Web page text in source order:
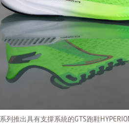
列推出具有支撐系統的GTS跑鞋